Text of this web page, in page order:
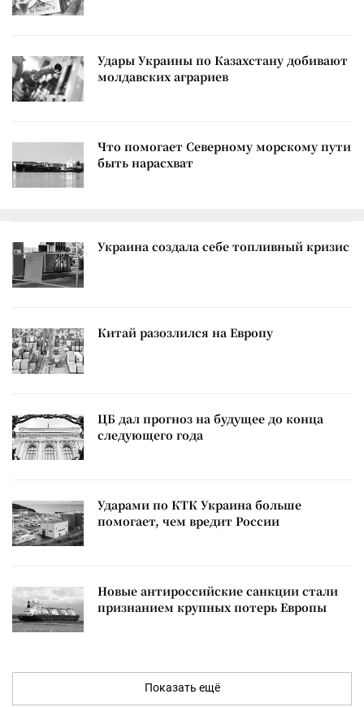
Удары Украины по Казахстану добивают
молдавских аграриев
Что помогает Северному морскому пути
быть нарасхват
Украина создала себе топливный кризис
Китай разозлился на Европу
ЦБ дал прогноз на будущее до конца
следующего года
Ударами по КТК Украина больше
помогает, чем вредит России
Новые антироссийские санкции стали
признанием крупных потерь Европы
Показать ещё